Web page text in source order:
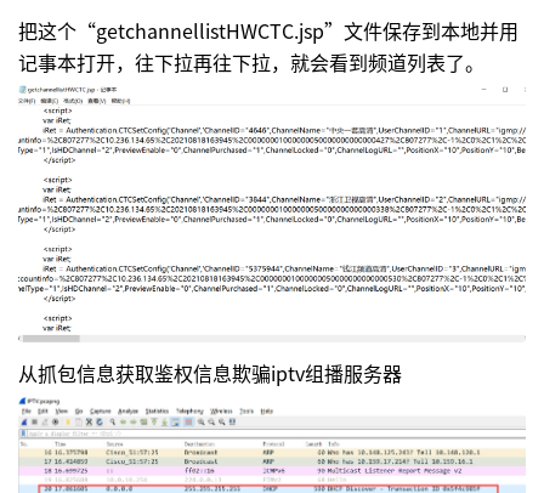
把这个“getchannellistHWCTC.jsp”文件保存到本地并用
记事本打开，往下拉再往下拉，就会看到频道列表了。
从抓包信息获取鉴权信息欺骗iptv组播服务器